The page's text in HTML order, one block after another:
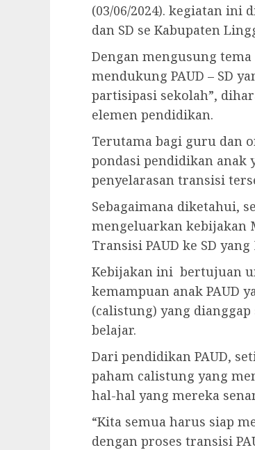
(03/06/2024). kegiatan ini
dan SD se Kabupaten
Dengan mengusung
mendukung PAUD – SD
partisipasi sekolah”,
elemen pendidikan.
Terutama bagi guru dan
pondasi pendidikan anak
penyelarasan transisi
Sebagaimana diketahui,
mengeluarkan kebijakan
Transisi PAUD ke SD
Kebijakan ini bertujuan
kemampuan anak PAUD
(calistung) yang
belajar.
Dari pendidikan PAUD,
paham calistung yang
hal-hal yang mereka
“Kita semua harus siap
dengan proses transisi